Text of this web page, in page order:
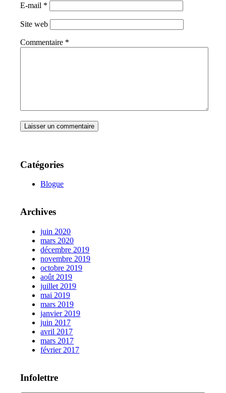
E-mail *
Site web
Commentaire *
Catégories
Blogue
Archives
juin 2020
mars 2020
décembre 2019
novembre 2019
octobre 2019
août 2019
juillet 2019
mai 2019
mars 2019
janvier 2019
juin 2017
avril 2017
mars 2017
février 2017
Infolettre